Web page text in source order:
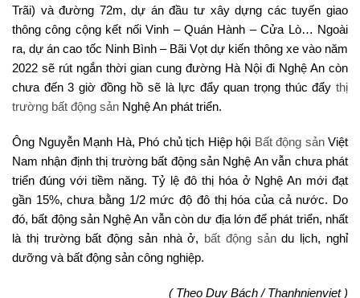
Trãi) và đường 72m, dự án đầu tư xây dựng các tuyến giao
thông công cộng kết nối Vinh – Quán Hành – Cửa Lò… Ngoài
ra, dự án cao tốc Ninh Bình – Bãi Vọt dự kiến thông xe vào năm
2022 sẽ rút ngắn thời gian cung đường Hà Nội đi Nghệ An còn
chưa đến 3 giờ đồng hồ sẽ là lực đẩy quan trọng thúc đẩy thị
trường bất động sản Nghệ An phát triển.
Ông Nguyễn Mạnh Hà, Phó chủ tịch Hiệp hội Bất động sảnViệt
Nam nhận định thị trường bất động sản Nghệ An vẫn chưa phát
triển đúng với tiềm năng. Tỷ lệ đô thị hóa ở Nghệ An mới đạt
gần 15%, chưa bằng 1/2 mức độ đô thị hóa của cả nước. Do
đó, bất động sản Nghệ An vẫn còn dư địa lớn để phát triển, nhất
là thị trường bất động sản nhà ở, bất động sảndu lịch, nghỉ
dưỡng và bất động sản công nghiệp.
( Theo Duy Bách / Thanhnienviet )